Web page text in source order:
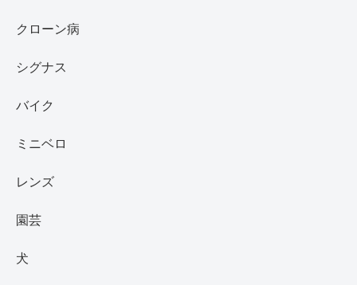
クローン病
シグナス
バイク
ミニベロ
レンズ
園芸
犬